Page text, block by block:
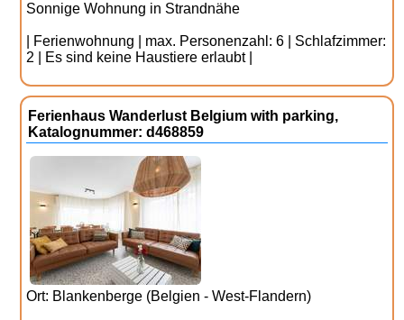
Sonnige Wohnung in Strandnähe
| Ferienwohnung | max. Personenzahl: 6 | Schlafzimmer:
2 | Es sind keine Haustiere erlaubt |
Ferienhaus Wanderlust Belgium with parking,
Katalognummer: d468859
Ort: Blankenberge (Belgien - West-Flandern)